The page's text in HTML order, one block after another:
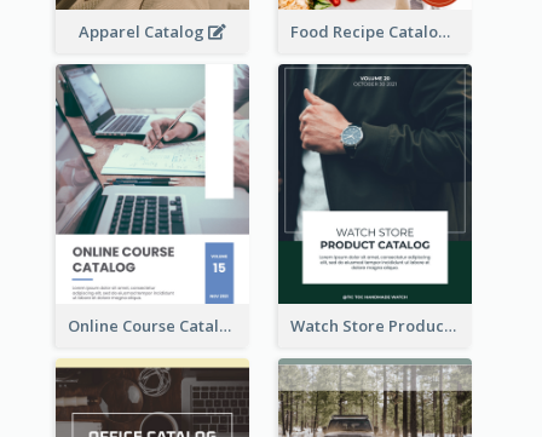
Apparel Catalog Food Recipe Catalog
Online Course Catalog Watch Store Product Catalog